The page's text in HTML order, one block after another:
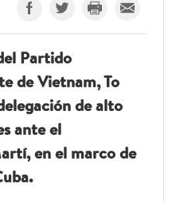
Partido
de Vietnam, To
de alto
ante el
en el marco de